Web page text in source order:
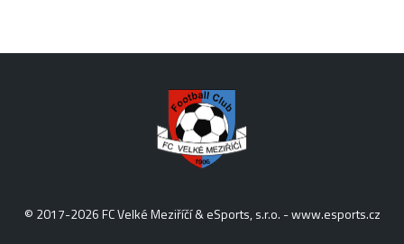
© 2017-2026 FC Velké Meziříčí & eSports, s.r.o. -www.esports.cz